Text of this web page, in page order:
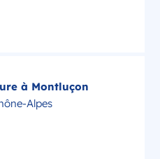
à Montluçon
Alpes